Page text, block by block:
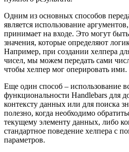
Одним из основных способов
является использование
принимает на входе. Это могут
значения, которые определяют
Например, при создании хелпера
чисел, мы можем передать сами
чтобы хелпер мог оперировать ими.
Еще один способ – использование
функциональности Handlebars для
контексту данных или для поиска
полезно, когда необходимо
текущему элементу данных, либо
стандартное поведение хелпера с
параметров.